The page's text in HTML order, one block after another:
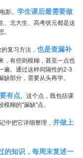
影。 学生课后最需要做
、北大生、高考状元都是这
复习方法， 也是查漏补
，有些则模糊，甚至一点也
遍。通过这样间隔性的2-3
部分，需要从头再学。
有点。这个点，既包括课
糊的"漏缺"点。
中把它详细整理， 并做上
的知识，每周末复述一